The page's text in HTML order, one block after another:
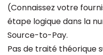
(Connaissez votre
étape logique dans la
Source-to-Pay.
Pas de traité théorique